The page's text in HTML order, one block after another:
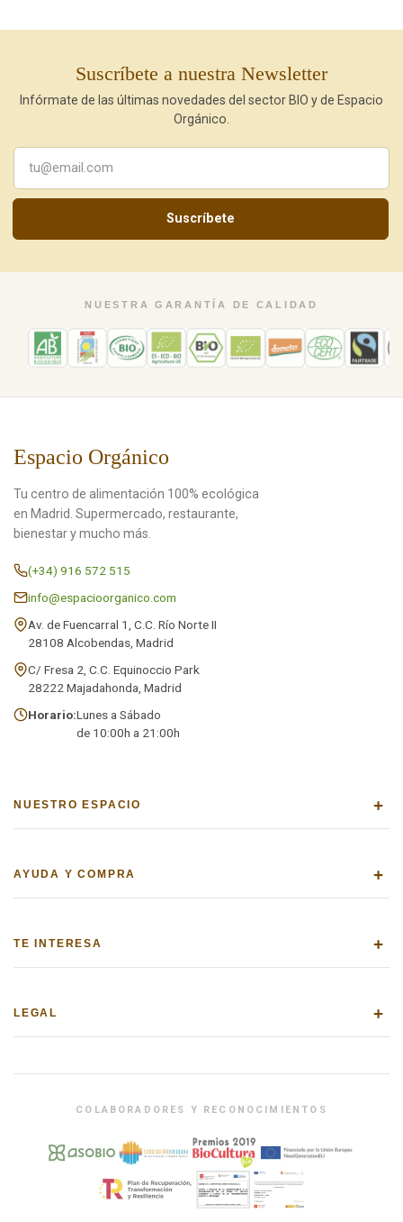
Suscríbete a nuestra Newsletter
Infórmate de las últimas novedades del sector BIO y de Espacio
Orgánico.
Suscríbete
NUESTRA GARANTÍA DE CALIDAD
Espacio Orgánico
Tu centro de alimentación 100% ecológica
en Madrid. Supermercado, restaurante,
bienestar y mucho más.
(+34) 916 572 515
info@espacioorganico.com
Av. de Fuencarral 1, C.C. Río Norte II
28108 Alcobendas, Madrid
C/ Fresa 2, C.C. Equinoccio Park
28222 Majadahonda, Madrid
Horario:Lunes a Sábado
de 10:00h a 21:00h
NUESTRO ESPACIO +
AYUDA Y COMPRA +
TE INTERESA +
LEGAL +
COLABORADORES Y RECONOCIMIENTOS